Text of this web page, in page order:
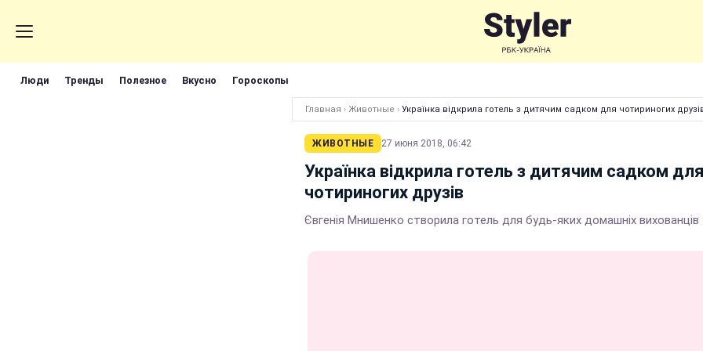
Люди Тренды Полезное Вкусно Гороскопы
Главная › Животные › Українка відкрила готель з дитячим садком для чотириногих
ЖИВОТНЫЕ 27 июня 2018, 06:42
Українка відкрила готель з дитячим садком для
чотириногих друзів
Євгенія Мнишенко створила готель для будь-яких домашніх вихованців